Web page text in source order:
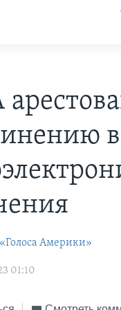
в
Америки»
01:10